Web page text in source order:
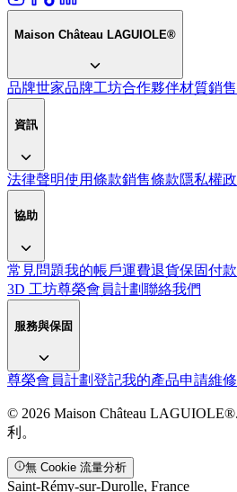
Maison Château LAGUIOLE®
品牌世家品牌工坊合作夥伴材質銷
資訊
法律聲明使用條款銷售條款隱私權
協助
常見問題我的帳戶運費退貨保固付
3D 工坊尊榮會員計劃聯絡我們
服務與保固
尊榮會員計劃登記我的產品申請維修
© 2026 Maison Château
利。
無 Cookie 流量分析
Saint-Rémy-sur-Durolle, France